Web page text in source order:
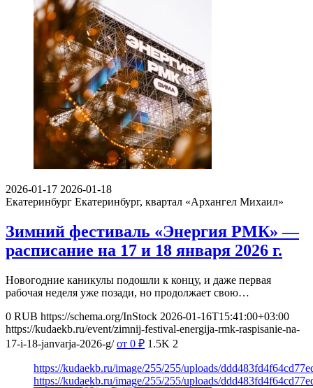
2026-01-17 2026-01-18
Екатеринбург Екатеринбург, квартал «Архангел Михаил»
Зимний фестиваль «Энергия РМК» —
расписание на 17 и 18 января 2026 г.
Новогодние каникулы подошли к концу, и даже первая
рабочая неделя уже позади, но продолжает свою…
0 RUB https://schema.org/InStock 2026-01-16T15:41:00+03:00
https://kudaekb.ru/event/zimnij-festival-energija-rmk-raspisanie-na-
17-i-18-janvarja-2026-g/ от 0 ₽ 1.5K 2
https://kudaekb.ru/image/255/255/uploads/
https://kudaekb.ru/image/255/255/uploads/